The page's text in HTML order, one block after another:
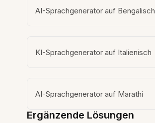
AI-Sprachgenerator auf Bengalisch
KI-Sprachgenerator auf Italienisch
AI-Sprachgenerator auf Marathi
Ergänzende Lösungen